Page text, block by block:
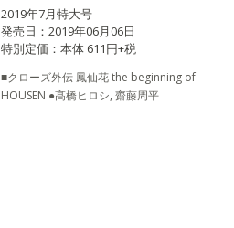
2019年7月特大号
発売日：2019年06月06日
特別定価：本体 611円+税
■クローズ外伝 鳳仙花 the beginning of
HOUSEN ●髙橋ヒロシ, 齋藤周平